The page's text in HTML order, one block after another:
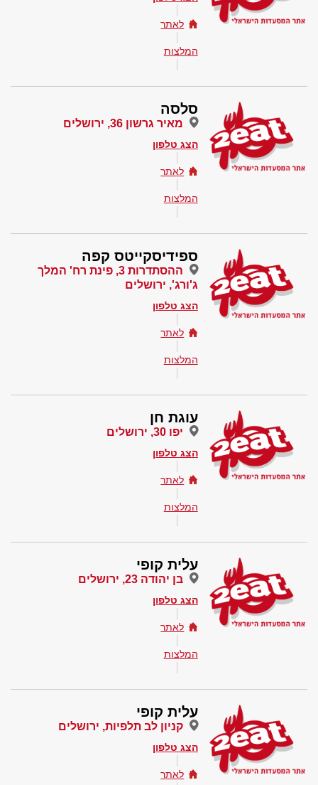
לאתר
המלצות
סלסה
מאיר גרשון 36, ירושלים
הצג טלפון
לאתר
המלצות
ספידיסקייטס קפה
ההסתדרות 3, פינת רח' המלך
ג'ורג', ירושלים
הצג טלפון
לאתר
המלצות
עוגת חן
יפו 30, ירושלים
הצג טלפון
לאתר
המלצות
עלית קופי
בן יהודה 23, ירושלים
הצג טלפון
לאתר
המלצות
עלית קופי
קניון לב תלפיות, ירושלים
הצג טלפון
לאתר